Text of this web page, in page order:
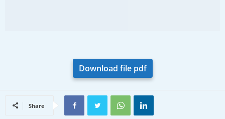
Download file pdf
Share